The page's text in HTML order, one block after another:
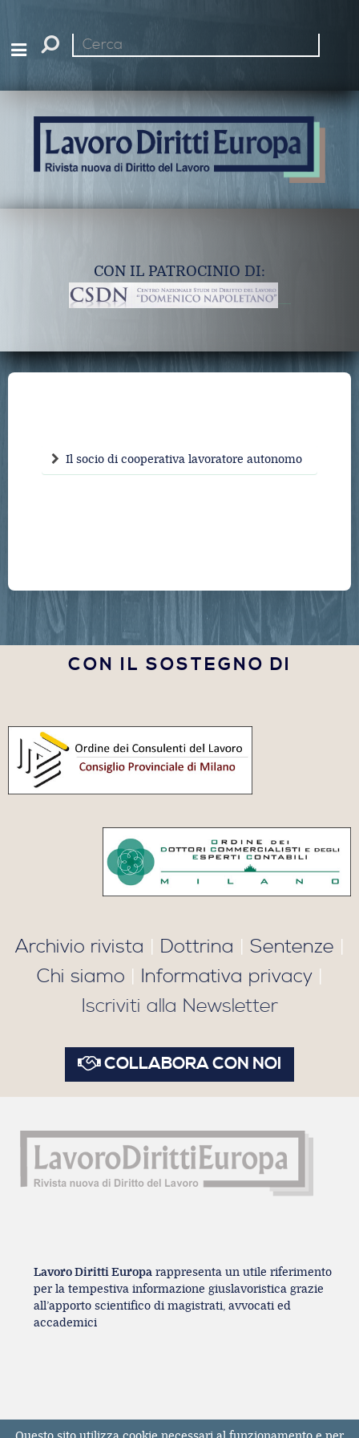
Cerca
CON IL PATROCINIO DI:
Il socio di cooperativa lavoratore autonomo
CON IL SOSTEGNO DI
Archivio rivista | Dottrina | Sentenze |
Chi siamo | Informativa privacy|
Iscriviti alla Newsletter
COLLABORA CON NOI
Lavoro Diritti Europa rappresenta un utile riferimento
per la tempestiva informazione giuslavoristica grazie
all’apporto scientifico di magistrati, avvocati ed
accademici